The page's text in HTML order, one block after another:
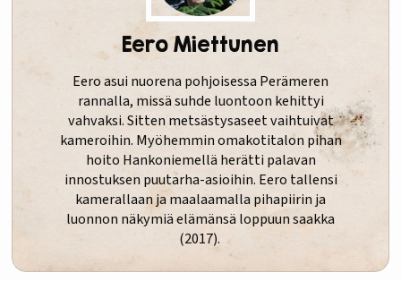
Eero Miettunen
Eero asui nuorena pohjoisessa Perämeren
rannalla, missä suhde luontoon kehittyi
vahvaksi. Sitten metsästysaseet vaihtuivat
kameroihin. Myöhemmin omakotitalon pihan
hoito Hankoniemellä herätti palavan
innostuksen puutarha-asioihin. Eero tallensi
kamerallaan ja maalaamalla pihapiirin ja
luonnon näkymiä elämänsä loppuun saakka
(2017).